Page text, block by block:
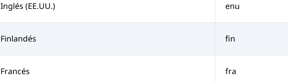
Inglés (EE.UU.) enu
Finlandés fin
Francés fra